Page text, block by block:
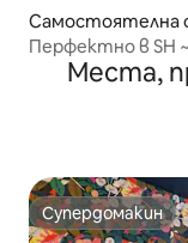
Самостоятелна
Перфектно в SH
на селото
Места,
Супердомакин
Супердомакин